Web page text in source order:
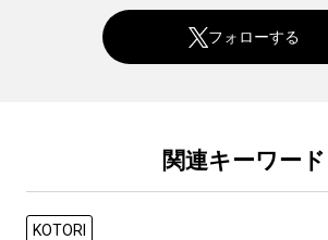
フォローする
関連キーワード
KOTORI